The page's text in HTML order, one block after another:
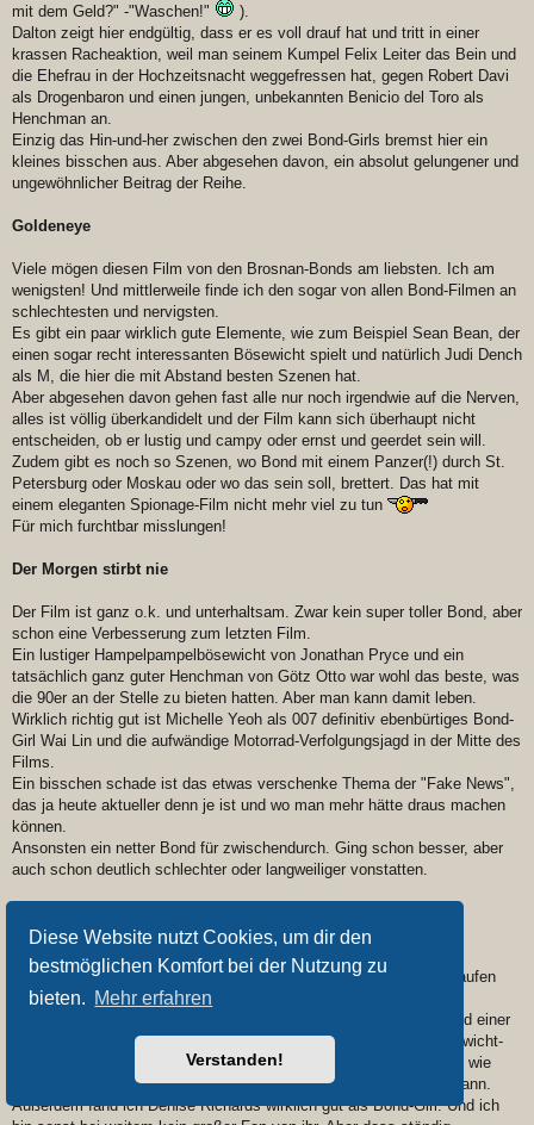
Diese Website nutzt Cookies, um dir den
bestmöglichen Komfort bei der Nutzung zu
bieten. Mehr erfahren
Verstanden!
mit dem Geld?" -"Waschen!"
).
Dalton zeigt hier endgültig, dass er es voll drauf hat und tritt in einer
krassen Racheaktion, weil man seinem Kumpel Felix Leiter das Bein und
die Ehefrau in der Hochzeitsnacht weggefressen hat, gegen Robert Davi
als Drogenbaron und einen jungen, unbekannten Benicio del Toro als
Henchman an.
Einzig das Hin-und-her zwischen den zwei Bond-Girls bremst hier ein
kleines bisschen aus. Aber abgesehen davon, ein absolut gelungener und
ungewöhnlicher Beitrag der Reihe.
Goldeneye
Viele mögen diesen Film von den Brosnan-Bonds am liebsten. Ich am
wenigsten! Und mittlerweile finde ich den sogar von allen Bond-Filmen an
schlechtesten und nervigsten.
Es gibt ein paar wirklich gute Elemente, wie zum Beispiel Sean Bean, der
einen sogar recht interessanten Bösewicht spielt und natürlich Judi Dench
als M, die hier die mit Abstand besten Szenen hat.
Aber abgesehen davon gehen fast alle nur noch irgendwie auf die Nerven,
alles ist völlig überkandidelt und der Film kann sich überhaupt nicht
entscheiden, ob er lustig und campy oder ernst und geerdet sein will.
Zudem gibt es noch so Szenen, wo Bond mit einem Panzer(!) durch St.
Petersburg oder Moskau oder wo das sein soll, brettert. Das hat mit
einem eleganten Spionage-Film nicht mehr viel zu tun
Für mich furchtbar misslungen!
Der Morgen stirbt nie
Der Film ist ganz o.k. und unterhaltsam. Zwar kein super toller Bond, aber
schon eine Verbesserung zum letzten Film.
Ein lustiger Hampelpampelbösewicht von Jonathan Pryce und ein
tatsächlich ganz guter Henchman von Götz Otto war wohl das beste, was
die 90er an der Stelle zu bieten hatten. Aber man kann damit leben.
Wirklich richtig gut ist Michelle Yeoh als 007 definitiv ebenbürtiges Bond-
Girl Wai Lin und die aufwändige Motorrad-Verfolgungsjagd in der Mitte des
Films.
Ein bisschen schade ist das etwas verschenke Thema der "Fake News",
das ja heute aktueller denn je ist und wo man mehr hätte draus machen
können.
Ansonsten ein netter Bond für zwischendurch. Ging schon besser, aber
auch schon deutlich schlechter oder langweiliger vonstatten.
Ohne Witz, ich finde diesen Bond-Film richtig gut!
Mit ein paar Modifikationen hätte der sogar fast in der Craig-Ära laufen
können.
Rasant und actionreich mit einer sogar recht gelungenen Story und einer
wirklich richtig guten Sophie Marceau, die ruhig die zentrale Bösewicht-
Rolle hätte haben sollen und nicht Robert Carlyle, der zwar gut ist wie
immer, aber leider nicht genug Material hat, mit dem er arbeiten kann.
Außerdem fand ich Denise Richards wirklich gut als Bond-Girl. Und ich